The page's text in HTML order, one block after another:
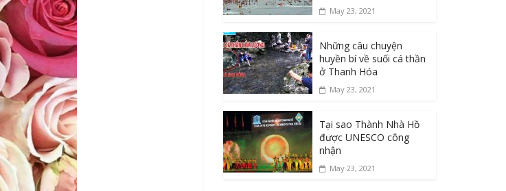
May 23, 2021
Những câu chuyện
huyền bí về suối cá thần
ở Thanh Hóa
May 23, 2021
Tại sao Thành Nhà Hồ
được UNESCO công
nhận
May 23, 2021